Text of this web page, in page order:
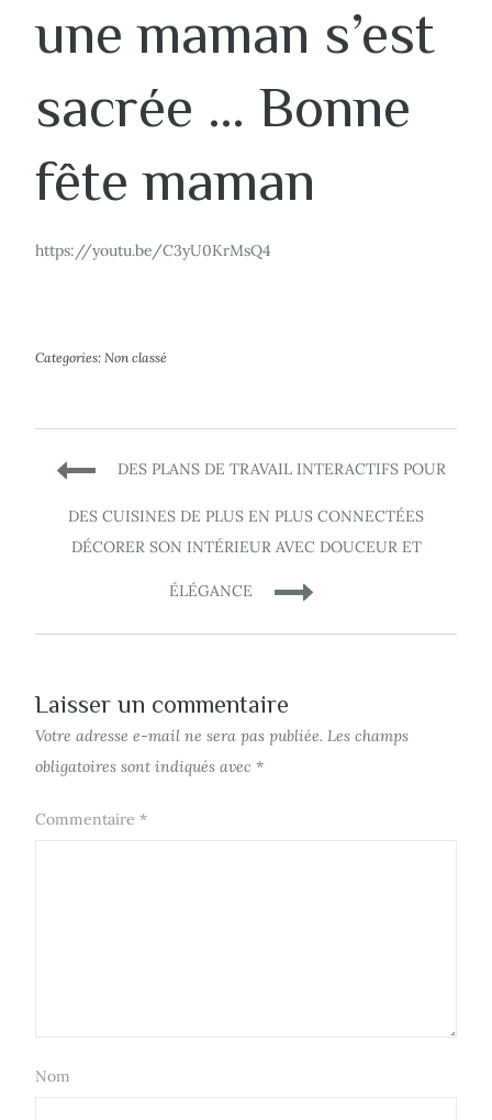
une maman s’est
sacrée … Bonne
fête maman
https://youtu.be/C3yU0KrMsQ4
Categories:Non classé
Navigation
de
l’article
DES PLANS DE TRAVAIL INTERACTIFS POUR
DES CUISINES DE PLUS EN PLUS CONNECTÉES
DÉCORER SON INTÉRIEUR AVEC DOUCEUR ET
ÉLÉGANCE
Laisser un commentaire
Votre adresse e-mail ne sera pas publiée. Les champs
obligatoires sont indiqués avec *
Commentaire*
Nom